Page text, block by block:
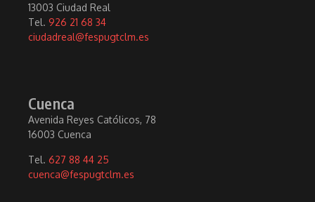
13003 Ciudad Real
Tel. 926 21 68 34
ciudadreal@fespugtclm.es
Cuenca
Avenida Reyes Católicos, 78
16003 Cuenca
Tel. 627 88 44 25
cuenca@fespugtclm.es